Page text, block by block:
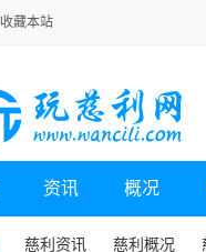
收藏本站
资讯 概况
慈利资讯 慈利概况